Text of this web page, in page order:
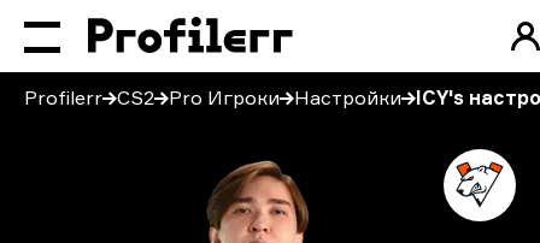
Profilerr CS2 Pro Игроки Настройки ICY's